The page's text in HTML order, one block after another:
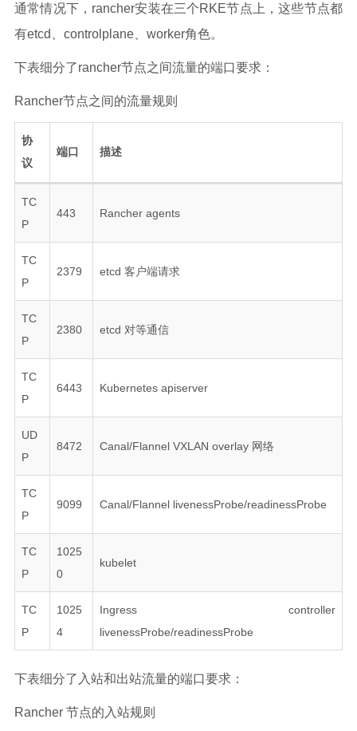
通常情况下，rancher安装在三个RKE节点上，这些节点都
有etcd、controlplane、worker角色。
下表细分了rancher节点之间流量的端口要求：
Rancher节点之间的流量规则
协
议
端口 描述
TC
P
443 Rancher agents
TC
P
2379 etcd 客户端请求
TC
P
2380 etcd 对等通信
TC
P
6443 Kubernetes apiserver
UD
P
8472 Canal/Flannel VXLAN overlay 网络
TC
P
9099 Canal/Flannel livenessProbe/readinessProbe
TC
P
1025
0
kubelet
TC
P
1025
4
Ingress controller
livenessProbe/readinessProbe
下表细分了入站和出站流量的端口要求：
Rancher 节点的入站规则